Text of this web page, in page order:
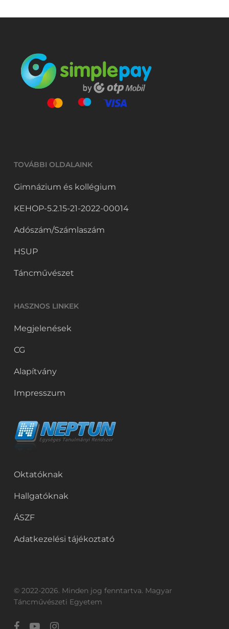
TOVÁBBI OLDALAINK
Gimnázium és kollégium
KEHOP-5.2.15-21-2022-00014
Adószám/Számlaszám
HSUP
Táncművészet
HASZNOS LINKEK
Megjelenések
CG
Alapítvány
Impresszum
Oktatóknak
Hallgatóknak
ÁSZF
Adatkezelési tájékoztató
© 2022-2026. Minden jog fenntartva. Magyar
Táncművészeti Egyetem
facebookyoutubeinstagram